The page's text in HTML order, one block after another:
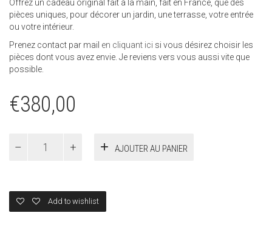
Offrez un cadeau original fait à la main, fait en France, que des
pièces uniques, pour décorer un jardin, une terrasse, votre entrée
ou votre intérieur.
Prenez contact par mail en cliquant ici si vous désirez choisir les
pièces dont vous avez envie. Je reviens vers vous aussi vite que
possible.
€380,00
de
AJOUTER AU PANIER
Add to wishlist